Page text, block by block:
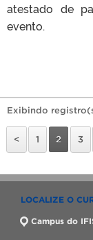
atestado de
evento.
Exibindo
< 1 2 3
LOCALIZE O
Campus do